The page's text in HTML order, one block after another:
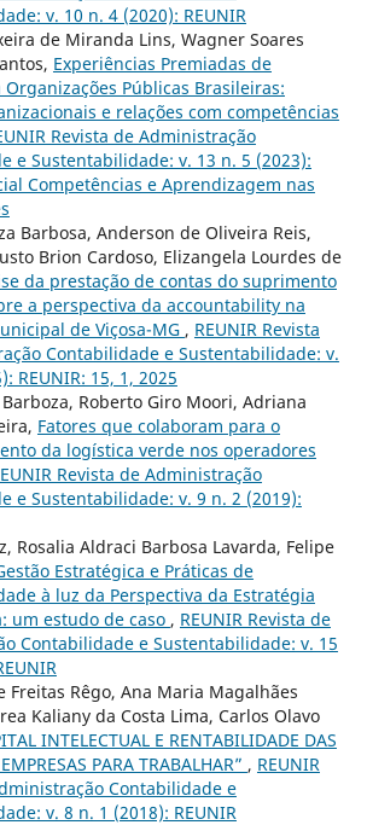
v. 10 n. 4 (2020): REUNIR
de Miranda Lins, Wagner Soares
Experiências Premiadas de
Organizações Públicas Brasileiras:
e relações com competências
Revista de Administração
e Sustentabilidade: v. 13 n. 5 (2023):
Competências e Aprendizagem nas
Barbosa, Anderson de Oliveira Reis,
Brion Cardoso, Elizangela Lourdes de
da prestação de contas do suprimento
a perspectiva da accountability na
de Viçosa-MG , REUNIR Revista
Contabilidade e Sustentabilidade: v.
REUNIR: 15, 1, 2025
Roberto Giro Moori, Adriana
Fatores que colaboram para o
da logística verde nos operadores
Revista de Administração
e Sustentabilidade: v. 9 n. 2 (2019):
Rosalia Aldraci Barbosa Lavarda, Felipe
Estratégica e Práticas de
à luz da Perspectiva da Estratégia
um estudo de caso , REUNIR Revista de
Contabilidade e Sustentabilidade: v. 15
Freitas Rêgo, Ana Maria Magalhães
Kaliany da Costa Lima, Carlos Olavo
INTELECTUAL E RENTABILIDADE DAS
PARA TRABALHAR” , REUNIR
Contabilidade e
v. 8 n. 1 (2018): REUNIR